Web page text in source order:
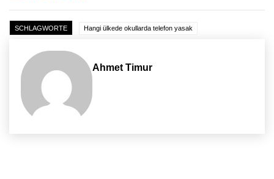
SCHLAGWORTE Hangi ülkede okullarda telefon yasak
Ahmet Timur